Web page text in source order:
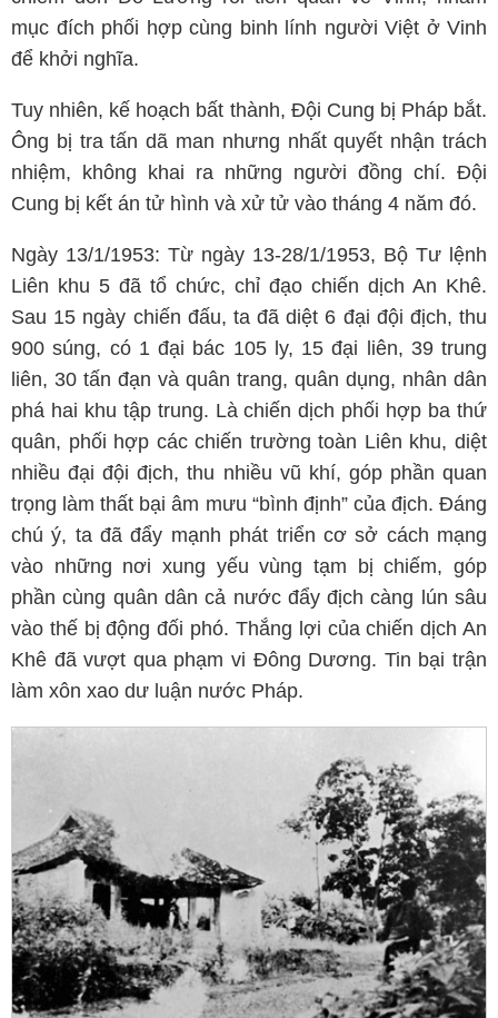
mục đích phối hợp cùng binh lính người Việt ở Vinh
để khởi nghĩa.
Tuy nhiên, kế hoạch bất thành, Đội Cung bị Pháp bắt.
Ông bị tra tấn dã man nhưng nhất quyết nhận trách
nhiệm, không khai ra những người đồng chí. Đội
Cung bị kết án tử hình và xử tử vào tháng 4 năm đó.
Ngày 13/1/1953: Từ ngày 13-28/1/1953, Bộ Tư lệnh
Liên khu 5 đã tổ chức, chỉ đạo chiến dịch An Khê.
Sau 15 ngày chiến đấu, ta đã diệt 6 đại đội địch, thu
900 súng, có 1 đại bác 105 ly, 15 đại liên, 39 trung
liên, 30 tấn đạn và quân trang, quân dụng, nhân dân
phá hai khu tập trung. Là chiến dịch phối hợp ba thứ
quân, phối hợp các chiến trường toàn Liên khu, diệt
nhiều đại đội địch, thu nhiều vũ khí, góp phần quan
trọng làm thất bại âm mưu “bình định” của địch. Đáng
chú ý, ta đã đẩy mạnh phát triển cơ sở cách mạng
vào những nơi xung yếu vùng tạm bị chiếm, góp
phần cùng quân dân cả nước đẩy địch càng lún sâu
vào thế bị động đối phó. Thắng lợi của chiến dịch An
Khê đã vượt qua phạm vi Đông Dương. Tin bại trận
làm xôn xao dư luận nước Pháp.